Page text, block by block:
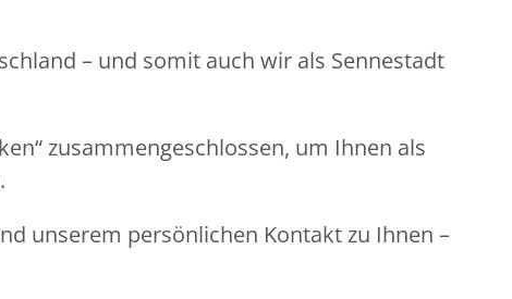
– und somit auch wir als Sennestadt
zusammengeschlossen, um Ihnen als
unserem persönlichen Kontakt zu Ihnen –